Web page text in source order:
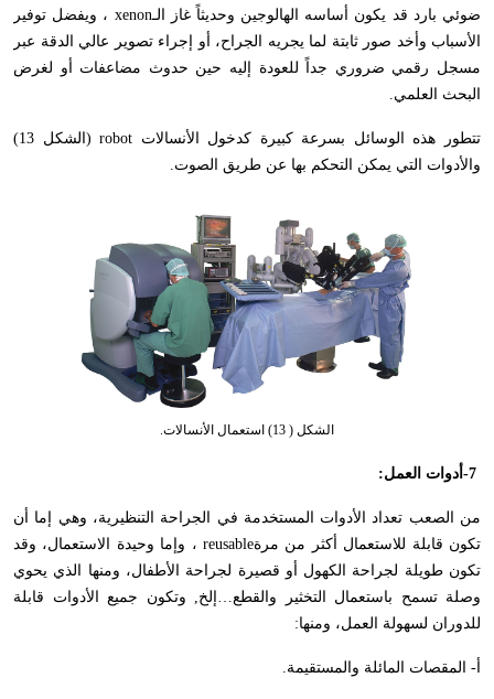
ضوئي بارد قد يكون أساسه الهالوجين وحديثاً غاز الـxenon ، ويفضل توفير
الأسباب وأخد صور ثابتة لما يجريه الجراح، أو إجراء تصوير عالي الدقة عبر
مسجل رقمي ضروري جداً للعودة إليه حين حدوث مضاعفات أو لغرض
البحث العلمي.
تتطور هذه الوسائل بسرعة كبيرة كدخول الأنسالات robot
(الشكل 13)
والأدوات التي يمكن التحكم بها عن طريق الصوت.
الشكل ( 13) استعمال الأنسالات.
-7 أدوات العمل:
من الصعب تعداد الأدوات المستخدمة في الجراحة التنظيرية، وهي إما أن
تكون قابلة للاستعمال أكثر من مرةreusable ، وإما وحيدة الاستعمال، وقد
تكون طويلة لجراحة الكهول أو قصيرة لجراحة الأطفال، ومنها الذي يحوي
وصلة تسمح باستعمال التخثير والقطع…إلخ, وتكون جميع الأدوات قابلة
للدوران لسهولة العمل، ومنها:
أ- المقصات المائلة والمستقيمة.